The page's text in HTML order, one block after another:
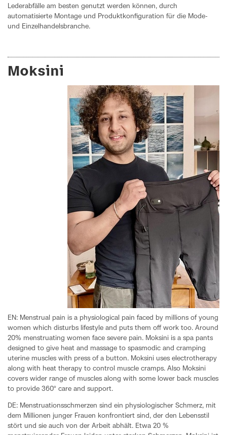
Lederabfälle am besten genutzt werden können, durch
automatisierte Montage und Produktkonfiguration für die Mode-
und Einzelhandelsbranche.
Moksini
EN: Menstrual pain is a physiological pain faced by millions of young
women which disturbs lifestyle and puts them off work too. Around
20% menstruating women face severe pain. Moksini is a spa pants
designed to give heat and massage to spasmodic and cramping
uterine muscles with press of a button. Moksini uses electrotherapy
along with heat therapy to control muscle cramps. Also Moksini
covers wider range of muscles along with some lower back muscles
to provide 360° care and support.
DE: Menstruationsschmerzen sind ein physiologischer Schmerz, mit
dem Millionen junger Frauen konfrontiert sind, der den Lebensstil
stört und sie auch von der Arbeit abhält. Etwa 20 %